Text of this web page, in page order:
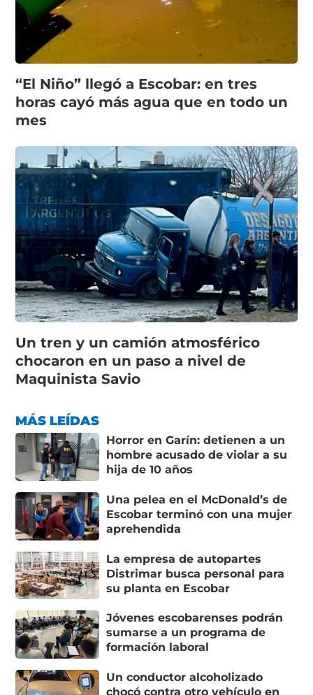
“El Niño” llegó a Escobar: en tres
horas cayó más agua que en todo un
mes
Un tren y un camión atmosférico
chocaron en un paso a nivel de
Maquinista Savio
MÁS LEÍDAS
Horror en Garín: detienen a un
hombre acusado de violar a su
hija de 10 años
Una pelea en el McDonald’s de
Escobar terminó con una mujer
aprehendida
La empresa de autopartes
Distrimar busca personal para
su planta en Escobar
Jóvenes escobarenses podrán
sumarse a un programa de
formación laboral
Un conductor alcoholizado
chocó contra otro vehículo en